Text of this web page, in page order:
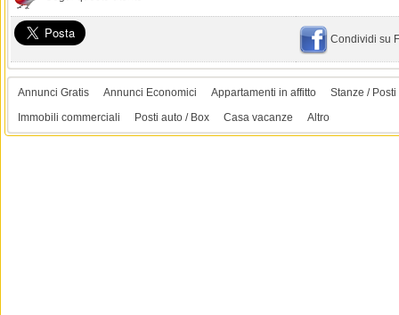
Condividi su
Annunci Gratis Annunci Economici Appartamenti in affitto
Stanze / Posti
Immobili commerciali
Posti auto / Box Casa vacanze Altro